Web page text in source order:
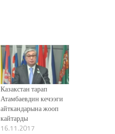
Казакстан тарап
Атамбаевдин кечээги
айткандарына жооп
кайтарды
16.11.2017